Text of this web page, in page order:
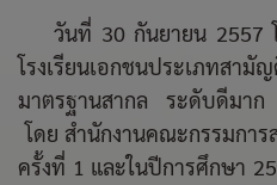
วันที่ 30 กันยายน 2557
โรงเรียนเอกชนประเภ
มาตรฐานสากล ระดับดีมา
โดย สำนักงานคณะกรรมการ
ครั้งที่ 1 และในปีการศึกษา